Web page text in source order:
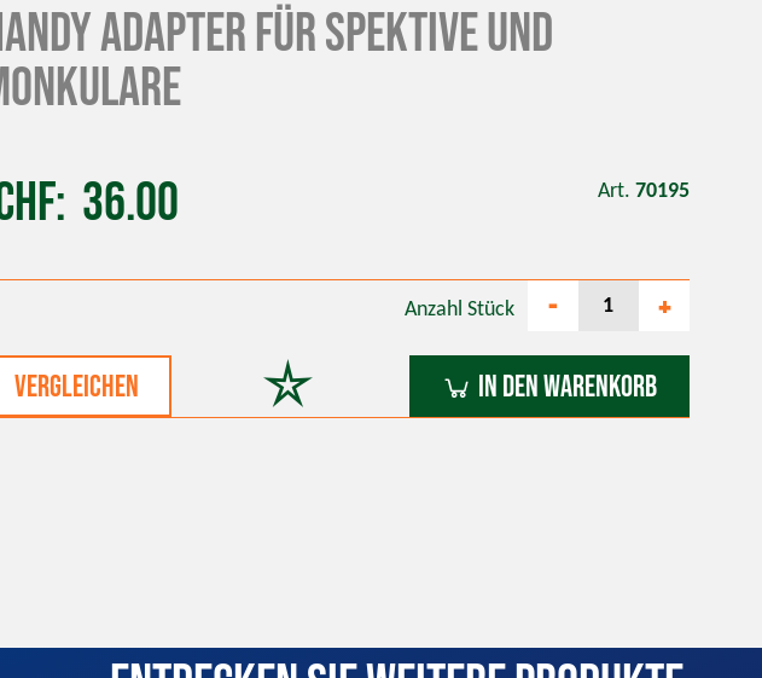
Adapter für Spektive und
36.00 Art. 70195
vergleichen
Anzahl Stück - +
In den Warenkorb